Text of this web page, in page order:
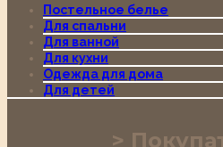
Постельное белье
Для спальни
Для ванной
Для кухни
Одежда для дома
Для детей